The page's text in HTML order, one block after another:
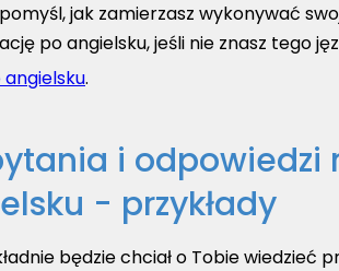
jak zamierzasz wykonywać
po angielsku, jeśli nie znasz tego
angielsku.
i odpowiedzi
- przykłady
będzie chciał o Tobie wiedzieć